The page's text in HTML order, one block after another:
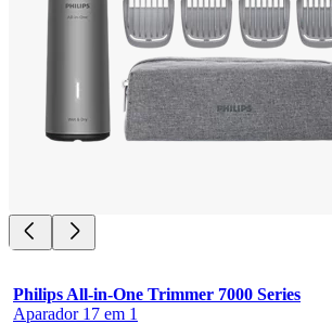
Philips All-in-One Trimmer 7000 Series
Aparador 17 em 1